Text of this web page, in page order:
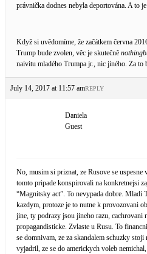
právnička dodnes nebyla deportována. A to
Když si uvědomíme, že začátkem června
Trump bude zvolen, věc je skutečně
naivitu mladého Trumpa jr., nic jiného. Za to
July 14, 2017 at 11:57 amREPLY
Daniela
Guest
No, musim si priznat, ze Rusove se
tomto pripade konspirovali na konkretnejsi
“Magnitsky act”. To nevypada dobre. Mladi
kazdym, protoze je to nutne k provozovani
jine, ty podrazy jsou jineho razu, cachrovani
propagandisticke. Zvlaste u Rusu. To
se domnivam, ze za skandalem schuzky
vyjadril, ze se do americkych voleb